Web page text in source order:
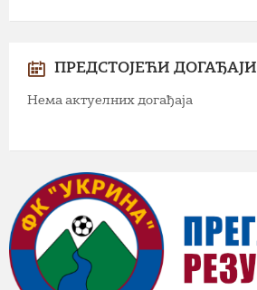
ПРЕДСТОЈЕЋИ ДОГАЂАЈИ
Нема актуелних догађаја